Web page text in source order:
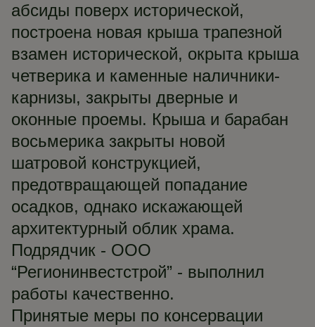
абсиды поверх исторической,
построена новая крыша трапезной
взамен исторической, окрыта крыша
четверика и каменные наличники-
карнизы, закрыты дверные и
оконные проемы. Крыша и барабан
восьмерика закрыты новой
шатровой конструкцией,
предотвращающей попадание
осадков, однако искажающей
архитектурный облик храма.
Подрядчик - ООО
“Регионинвестстрой” - выполнил
работы качественно.
Принятые меры по консервации